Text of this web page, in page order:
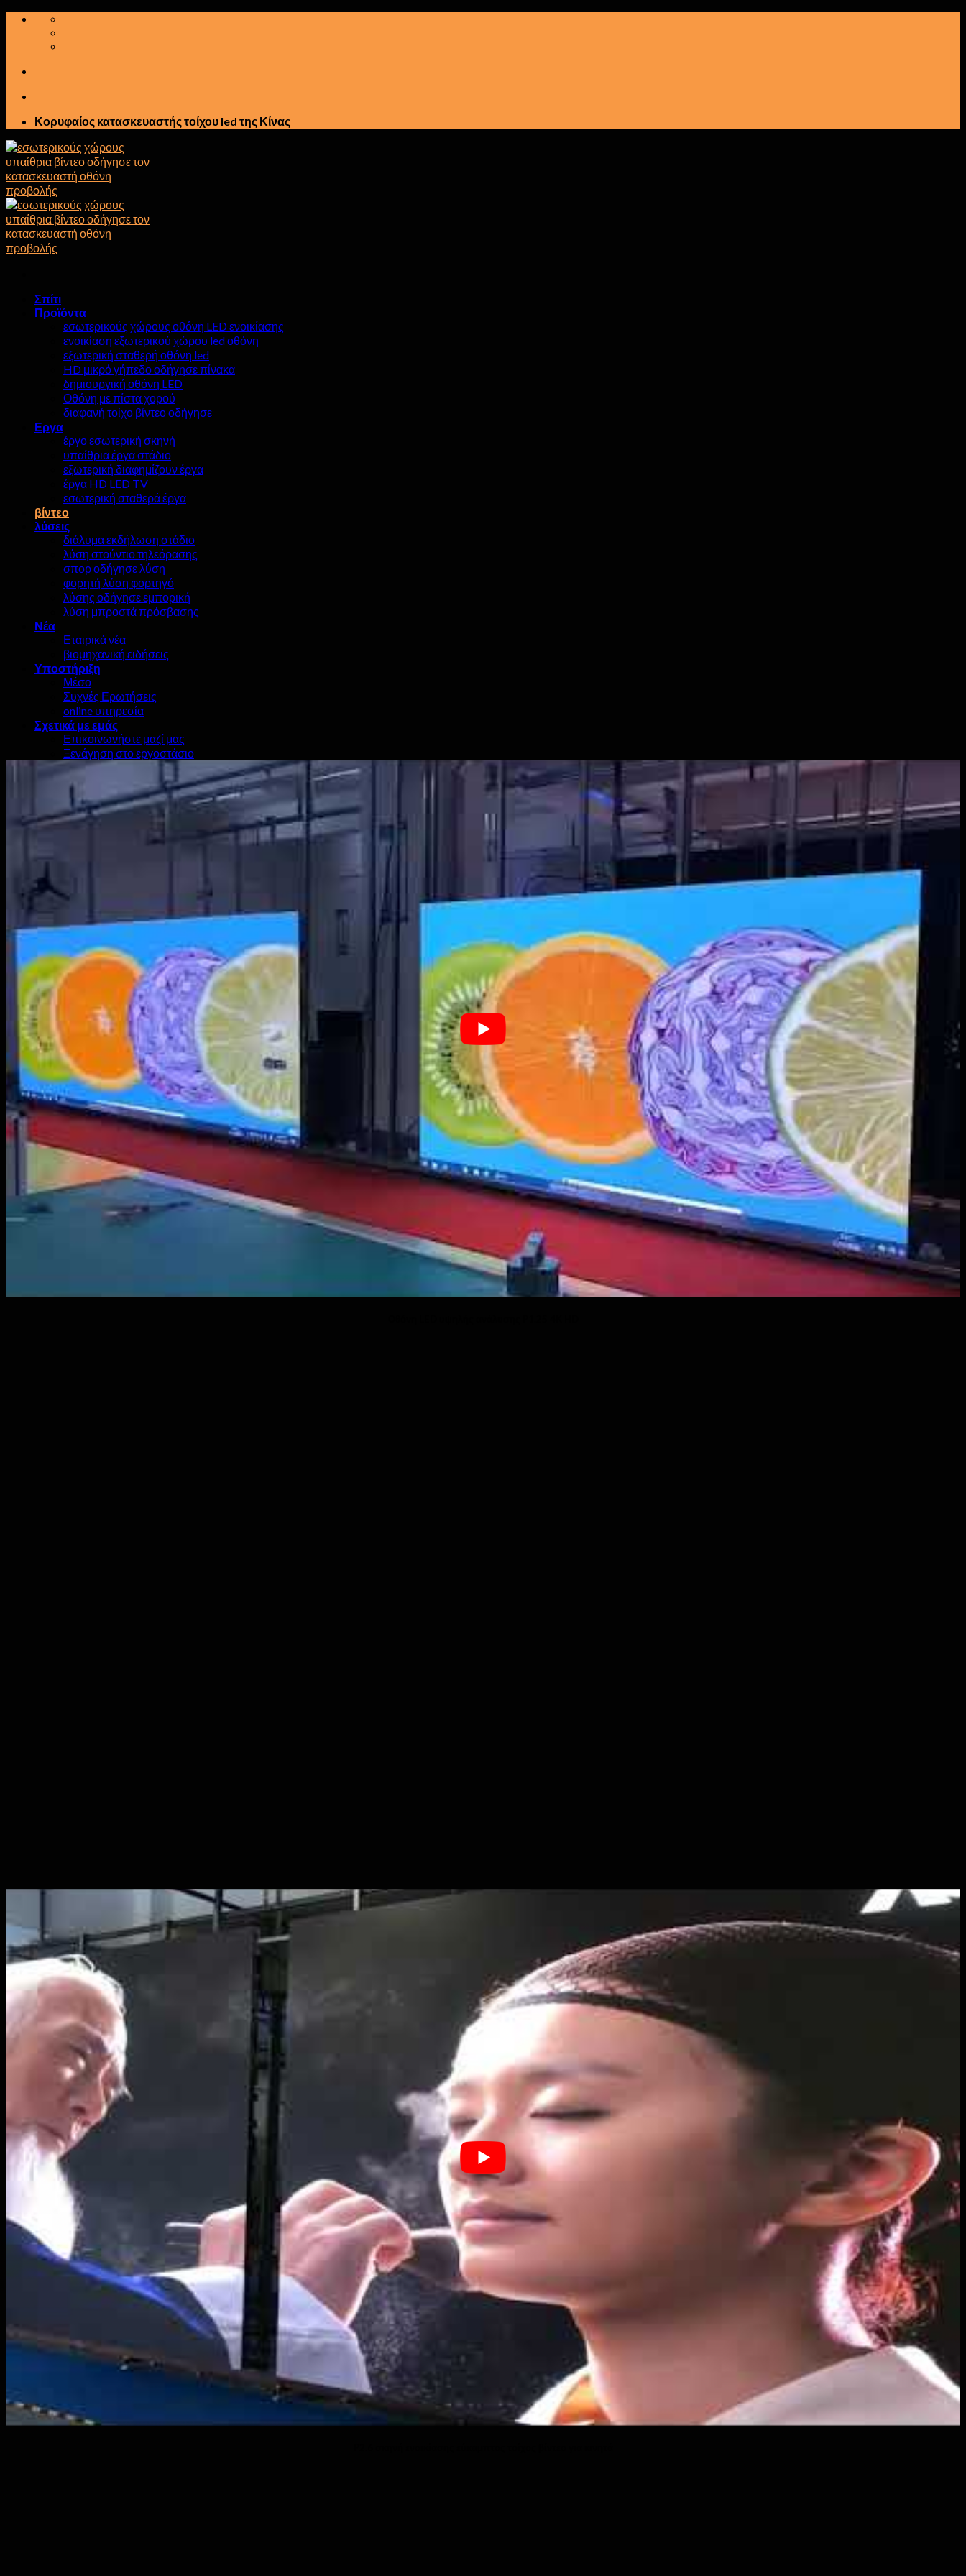
Μετάβαση
περιεχόμενο
Κορυφαίος κατασκευαστής τοίχου led της Κίνας
Σπίτι
Προϊόντα
εσωτερικούς χώρους οθόνη LED ενοικίασης
ενοικίαση εξωτερικού χώρου led οθόνη
εξωτερική σταθερή οθόνη led
HD μικρό γήπεδο οδήγησε πίνακα
δημιουργική οθόνη LED
Οθόνη με πίστα χορού
διαφανή τοίχο βίντεο οδήγησε
Εργα
έργο εσωτερική σκηνή
υπαίθρια έργα στάδιο
εξωτερική διαφημίζουν έργα
έργα HD LED TV
εσωτερική σταθερά έργα
βίντεο
λύσεις
διάλυμα εκδήλωση στάδιο
λύση στούντιο τηλεόρασης
σπορ οδήγησε λύση
φορητή λύση φορτηγό
λύσης οδήγησε εμπορική
λύση μπροστά πρόσβασης
Νέα
Εταιρικά νέα
βιομηχανική ειδήσεις
Υποστήριξη
Μέσο
Συχνές Ερωτήσεις
online υπηρεσία
Σχετικά με εμάς
Επικοινωνήστε μαζί μας
Ξενάγηση στο εργοστάσιο
Ο πολιτισμός μας
Πιστοποιητικό & τιμή
Πολιτική απορρήτου
Ψάχνω
για:
Καροτσάκι